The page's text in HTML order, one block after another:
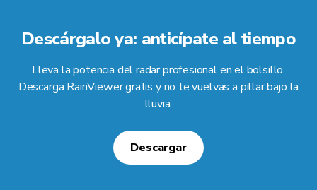
Descárgalo ya: anticípate al tiempo
Lleva la potencia del radar profesional en el bolsillo.
Descarga RainViewer gratis y no te vuelvas a pillar bajo la
lluvia.
Descargar